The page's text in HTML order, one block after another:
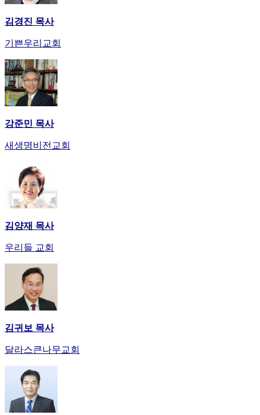
김경진 목사
기쁜우리교회
강준민 목사
새생명비전교회
김양재 목사
우리들 교회
김귀보 목사
달라스큰나무교회